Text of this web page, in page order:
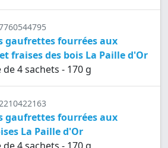
gaufrettes fourrées aux
fraises des bois La Paille d'Or
de 4 sachets - 170 g
gaufrettes fourrées aux
La Paille d'Or